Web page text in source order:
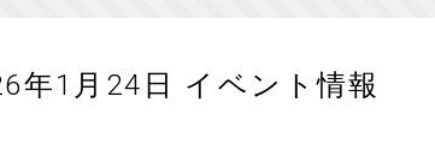
年1月24日 イベント情報